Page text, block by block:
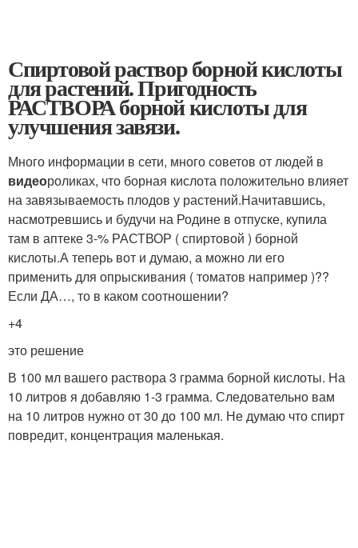
Спиртовой раствор борной кислоты
для растений. Пригодность
РАСТВОРА борной кислоты для
улучшения завязи.
Много информации в сети, много советов от людей в
видеороликах, что борная кислота положительно влияет
на завязываемость плодов у растений.Начитавшись,
насмотревшись и будучи на Родине в отпуске, купила
там в аптеке 3-% РАСТВОР ( спиртовой ) борной
кислоты.А теперь вот и думаю, а можно ли его
применить для опрыскивания ( томатов например )??
Если ДА…, то в каком соотношении?
+4
это решение
В 100 мл вашего раствора 3 грамма борной кислоты. На
10 литров я добавляю 1-3 грамма. Следовательно вам
на 10 литров нужно от 30 до 100 мл. Не думаю что спирт
повредит, концентрация маленькая.